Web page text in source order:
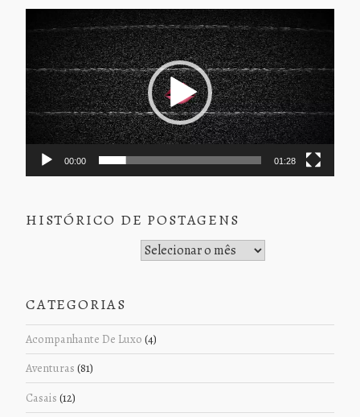
de
vídeo
00:00 01:28
HISTÓRICO DE POSTAGENS
CATEGORIAS
Acompanhante De Luxo (4)
Aventuras (81)
Casais (12)